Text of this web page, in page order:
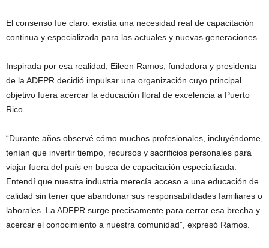
El consenso fue claro: existía una necesidad real de capacitación
continua y especializada para las actuales y nuevas generaciones.
Inspirada por esa realidad, Eileen Ramos, fundadora y presidenta
de la ADFPR decidió impulsar una organización cuyo principal
objetivo fuera acercar la educación floral de excelencia a Puerto
Rico.
“Durante años observé cómo muchos profesionales, incluyéndome,
tenían que invertir tiempo, recursos y sacrificios personales para
viajar fuera del país en busca de capacitación especializada.
Entendí que nuestra industria merecía acceso a una educación de
calidad sin tener que abandonar sus responsabilidades familiares o
laborales. La ADFPR surge precisamente para cerrar esa brecha y
acercar el conocimiento a nuestra comunidad”, expresó Ramos.